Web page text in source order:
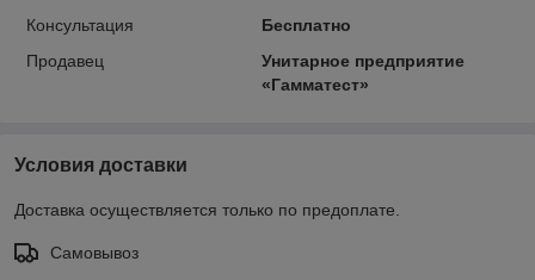
Консультация
Бесплатно
Продавец
Унитарное предприятие
«Гамматест»
Условия доставки
Доставка осуществляется только по предоплате.
Самовывоз